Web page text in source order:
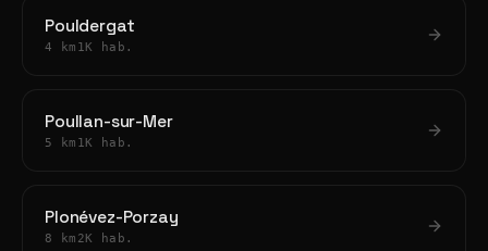
Pouldergat
4 km 1K hab.
Poullan-sur-Mer
5 km 1K hab.
Plonévez-Porzay
8 km 2K hab.